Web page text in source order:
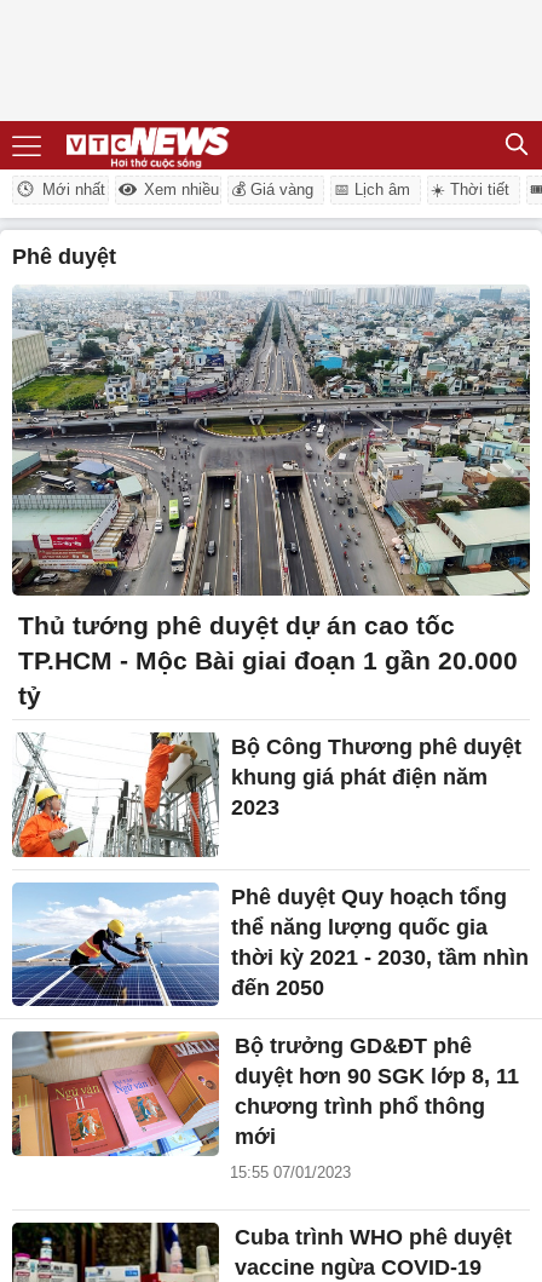
Mới nhất Xem nhiều 💰 Giá vàng 📅 Lịch âm ☀️ Thời tiết
phê duyệt
Thủ tướng phê duyệt dự án cao tốc
TP.HCM - Mộc Bài giai đoạn 1 gần 20.000
tỷ
Bộ Công Thương phê duyệt
khung giá phát điện năm
2023
Phê duyệt Quy hoạch tổng
thể năng lượng quốc gia
thời kỳ 2021 - 2030, tầm nhìn
đến 2050
Bộ trưởng GD&ĐT phê
duyệt hơn 90 SGK lớp 8, 11
chương trình phổ thông
mới
15:55 07/01/2023
Cuba trình WHO phê duyệt
vaccine ngừa COVID-19